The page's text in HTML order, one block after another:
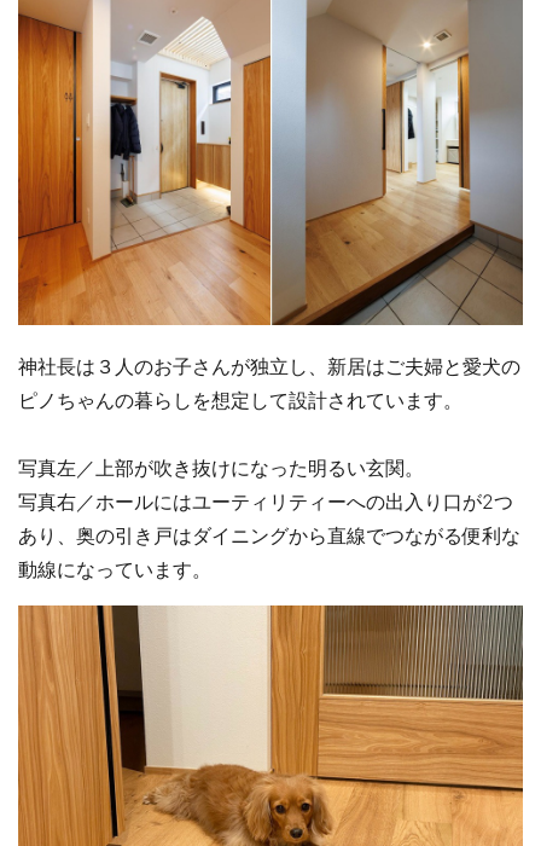
神社長は３人のお子さんが独立し、新居はご夫婦と愛犬の
ピノちゃんの暮らしを想定して設計されています。
写真左／上部が吹き抜けになった明るい玄関。
写真右／ホールにはユーティリティーへの出入り口が2つ
あり、奥の引き戸はダイニングから直線でつながる便利な
動線になっています。